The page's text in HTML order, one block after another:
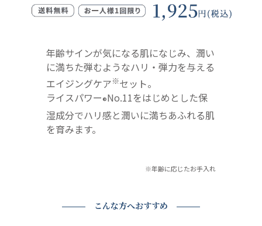
年齢サインが気になる肌になじみ、潤い
に満ちた弾むようなハリ・弾力を与える
エイジングケア※セット。
ライスパワー®No.11をはじめとした保
湿成分でハリ感と潤いに満ちあふれる肌
を育みます。
※年齢に応じたお手入れ
こんな方へおすすめ